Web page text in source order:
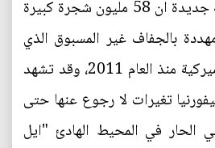
الى ذلك اظهرت دراسة جديدة ان 58 مليون شجرة كبيرة
بالجفاف غير المسبوق الذي
يضرب هذه الولاية الاميركية منذ العام 2011، وقد تشهد
تغيرات لا رجوع عنها حتى
الحار في المحيط الهادئ "ايل